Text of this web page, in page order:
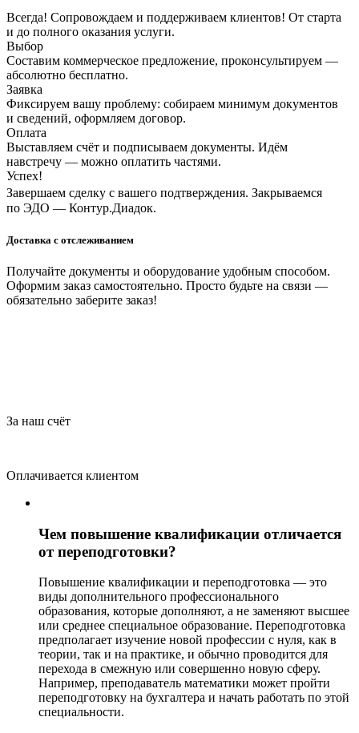
Всегда! Сопровождаем и поддерживаем клиентов! От старта
и до полного оказания услуги.
Выбор
Составим коммерческое предложение, проконсультируем —
абсолютно бесплатно.
Заявка
Фиксируем вашу проблему: собираем минимум документов
и сведений, оформляем договор.
Оплата
Выставляем счёт и подписываем документы. Идём
навстречу — можно оплатить частями.
Успех!
Завершаем сделку с вашего подтверждения. Закрываемся
по ЭДО — Контур.Диадок.
Доставка с отслеживанием
Получайте документы и оборудование удобным способом.
Оформим заказ самостоятельно. Просто будьте на связи —
обязательно заберите заказ!
За наш счёт
Оплачивается клиентом
Чем повышение квалификации отличается
от переподготовки?
Повышение квалификации и переподготовка — это
виды дополнительного профессионального
образования, которые дополняют, а не заменяют высшее
или среднее специальное образование. Переподготовка
предполагает изучение новой профессии с нуля, как в
теории, так и на практике, и обычно проводится для
перехода в смежную или совершенно новую сферу.
Например, преподаватель математики может пройти
переподготовку на бухгалтера и начать работать по этой
специальности.